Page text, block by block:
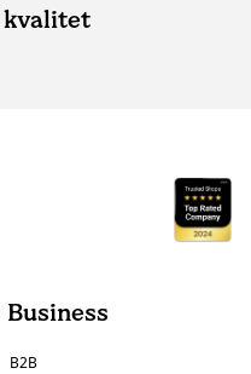
Business
B2B